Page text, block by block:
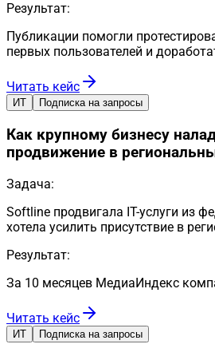
Результат:
Публикации помогли
первых пользователей и
Читать кейс
ИТ Подписка на запросы
Как крупному бизнесу
продвижение в
Задача:
Softline продвигала IT-услуги из
хотела усилить присутствие в
Результат:
За 10 месяцев МедиаИндекс
Читать кейс
ИТ Подписка на запросы